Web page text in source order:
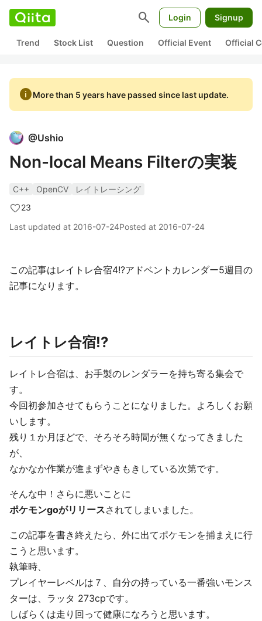
search Login Signup
Trend Stock List Question Official Event Official
infoMore than 5 years have passed since last update.
@Ushio
Non-local Means Filterの実装
C++ OpenCV
レイトレーシング
23
Last updated at 2016-07-24Posted at 2016-07-24
この記事はレイトレ合宿4!?アドベントカレンダー5週目の
記事になります。
レイトレ合宿!?
レイトレ合宿は、お手製のレンダラーを持ち寄る集会で
す。
今回初参加させてもらうことになりました。よろしくお願
いします。
残り１か月ほどで、そろそろ時間が無くなってきました
が、
なかなか作業が進まずやきもきしている次第です。
そんな中！さらに悪いことに
ポケモンgoがリリースされてしまいました。
この記事を書き終えたら、外に出てポケモンを捕まえに行
こうと思います。
執筆時、
プレイヤーレベルは７、自分の持っている一番強いモンス
ターは、ラッタ 273cpです。
しばらくは走り回って健康になろうと思います。